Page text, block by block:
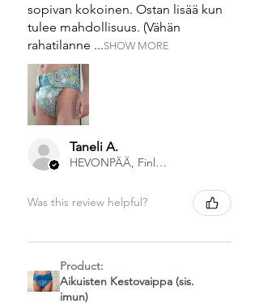
sopivan kokoinen. Ostan lisää kun
tulee mahdollisuus. (Vähän
rahatilanne ...SHOW MORE
Taneli A.
HEVONPÄÄ, Finland
Was this review helpful?
Product:
Aikuisten Kestovaippa (sis.
imun)